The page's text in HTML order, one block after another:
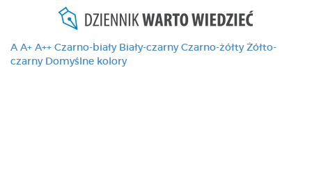
A A+ A++ Czarno-biały Biały-czarny Czarno-żółty Żółto-
czarny Domyślne kolory